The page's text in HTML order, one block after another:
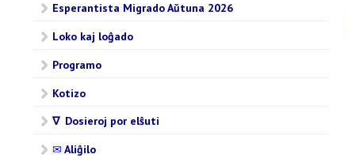
Esperantista Migrado Aŭtuna 2026
Loko kaj loĝado
Programo
Kotizo
∇ Dosieroj por elŝuti
✉ Aliĝilo